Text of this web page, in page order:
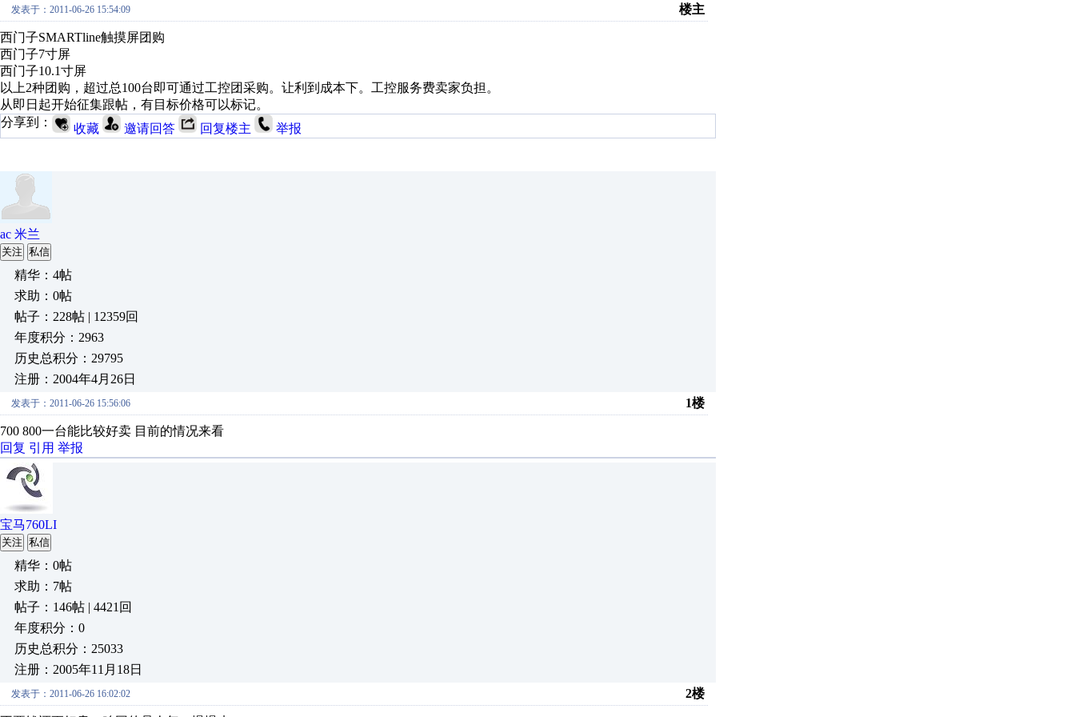
发表于：2011-06-26 15:54:09 楼主
西门子SMARTline触摸屏团购
西门子7寸屏
西门子10.1寸屏
以上2种团购，超过总100台即可通过工控团采购。让利到成本下。工控服务费卖家负担。
从即日起开始征集跟帖，有目标价格可以标记。
分享到：
收藏 邀请回答 回复楼主 举报
ac 米兰
关注 私信
精华：4帖
求助：0帖
帖子：228帖 | 12359回
年度积分：2963
历史总积分：29795
注册：2004年4月26日
发表于：2011-06-26 15:56:06 1楼
700 800一台能比较好卖 目前的情况来看
回复 引用 举报
宝马760LI
关注 私信
精华：0帖
求助：7帖
帖子：146帖 | 4421回
年度积分：0
历史总积分：25033
注册：2005年11月18日
发表于：2011-06-26 16:02:02 2楼